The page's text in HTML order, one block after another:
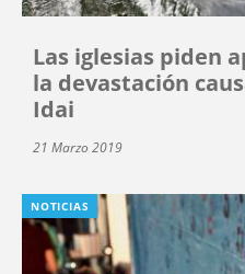
Las iglesias piden
la devastación
Idai
21 Marzo 2019
NOTICIAS